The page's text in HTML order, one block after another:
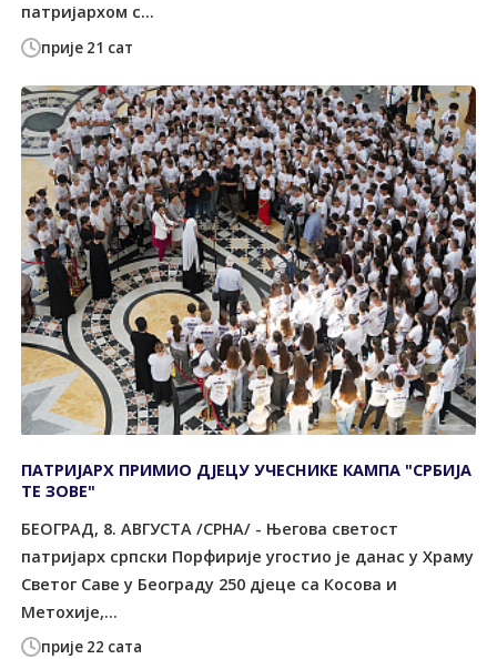
прије 21 сат
патријархом с...
прије 22 сата
ПАТРИЈАРХ ПРИМИО ДЈЕЦУ УЧЕСНИКЕ КАМПА "СРБИЈА
ТЕ ЗОВЕ"
БЕОГРАД, 8. АВГУСТА /СРНА/ - Његова светост
патријарх српски Порфирије угостио је данас у Храму
Светог Саве у Београду 250 дјеце са Косова и
Метохије,...